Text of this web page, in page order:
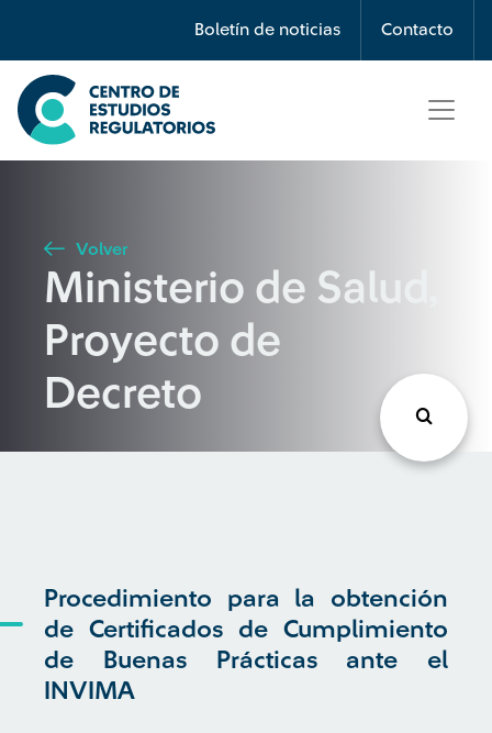
Boletín de noticias Contacto
Búsqueda
Seleccione país
Buscar
Volver
Ministerio de Salud,
Proyecto de
Decreto
Procedimiento para la obtención
de Certificados de Cumplimiento
de Buenas Prácticas ante el
INVIMA